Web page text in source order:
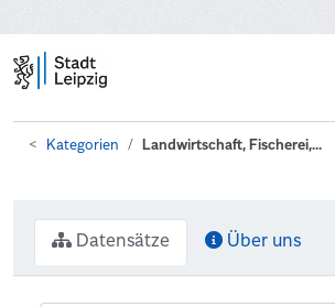
Kategorien Landwirtschaft, Fischerei,...
Datensätze Über uns